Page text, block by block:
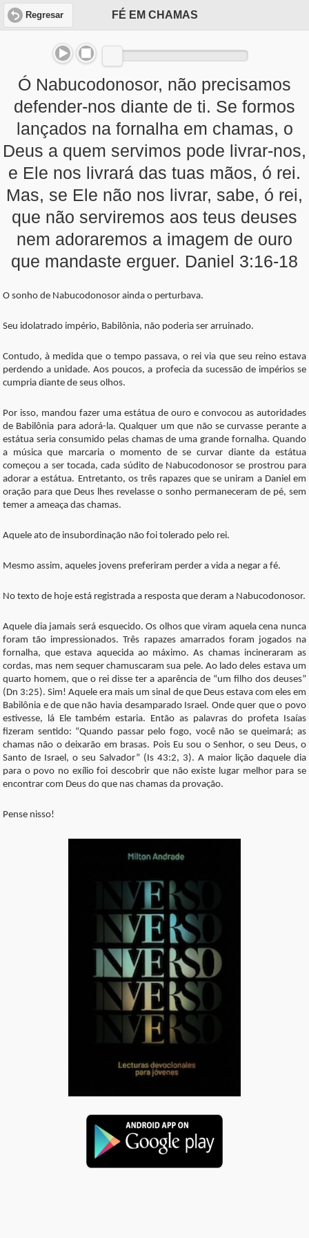
Regresar FÉ EM CHAMAS
Ó Nabucodonosor, não precisamos
defender-nos diante de ti. Se formos
lançados na fornalha em chamas, o
Deus a quem servimos pode livrar-nos,
e Ele nos livrará das tuas mãos, ó rei.
Mas, se Ele não nos livrar, sabe, ó rei,
que não serviremos aos teus deuses
nem adoraremos a imagem de ouro
que mandaste erguer. Daniel 3:16-18
O sonho de Nabucodonosor ainda o perturbava.
Seu idolatrado império, Babilônia, não poderia ser arruinado.
Contudo, à medida que o tempo passava, o rei via que seu reino estava
perdendo a unidade. Aos poucos, a profecia da sucessão de impérios se
cumpria diante de seus olhos.
Por isso, mandou fazer uma estátua de ouro e convocou as autoridades
de Babilônia para adorá-la. Qualquer um que não se curvasse perante a
estátua seria consumido pelas chamas de uma grande fornalha. Quando
a música que marcaria o momento de se curvar diante da estátua
começou a ser tocada, cada súdito de Nabucodonosor se prostrou para
adorar a estátua. Entretanto, os três rapazes que se uniram a Daniel em
oração para que Deus lhes revelasse o sonho permaneceram de pé, sem
temer a ameaça das chamas.
Aquele ato de insubordinação não foi tolerado pelo rei.
Mesmo assim, aqueles jovens preferiram perder a vida a negar a fé.
No texto de hoje está registrada a resposta que deram a Nabucodonosor.
Aquele dia jamais será esquecido. Os olhos que viram aquela cena nunca
foram tão impressionados. Três rapazes amarrados foram jogados na
fornalha, que estava aquecida ao máximo. As chamas incineraram as
cordas, mas nem sequer chamuscaram sua pele. Ao lado deles estava um
quarto homem, que o rei disse ter a aparência de “um filho dos deuses”
(Dn 3:25). Sim! Aquele era mais um sinal de que Deus estava com eles em
Babilônia e de que não havia desamparado Israel. Onde quer que o povo
estivesse, lá Ele também estaria. Então as palavras do profeta Isaías
fizeram sentido: “Quando passar pelo fogo, você não se queimará; as
chamas não o deixarão em brasas. Pois Eu sou o Senhor, o seu Deus, o
Santo de Israel, o seu Salvador” (Is 43:2, 3). A maior lição daquele dia
para o povo no exílio foi descobrir que não existe lugar melhor para se
encontrar com Deus do que nas chamas da provação.
Pense nisso!